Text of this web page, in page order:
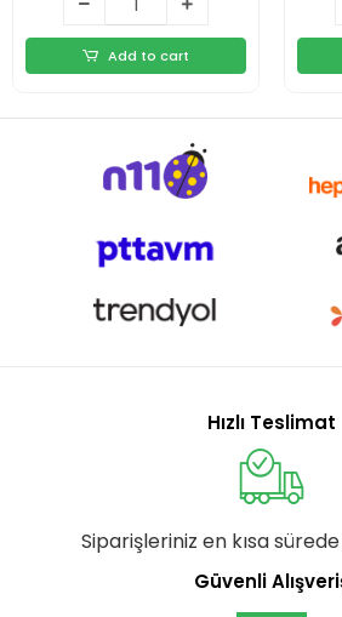
Add to cart
Hızlı Teslimat
Siparişleriniz en kısa sürede
Güvenli